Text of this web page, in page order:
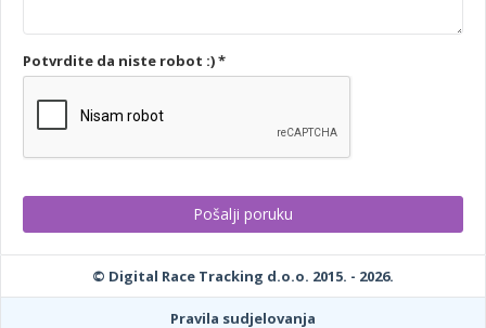
Potvrdite da niste robot :) *
© Digital Race Tracking d.o.o. 2015. - 2026.
Pravila sudjelovanja